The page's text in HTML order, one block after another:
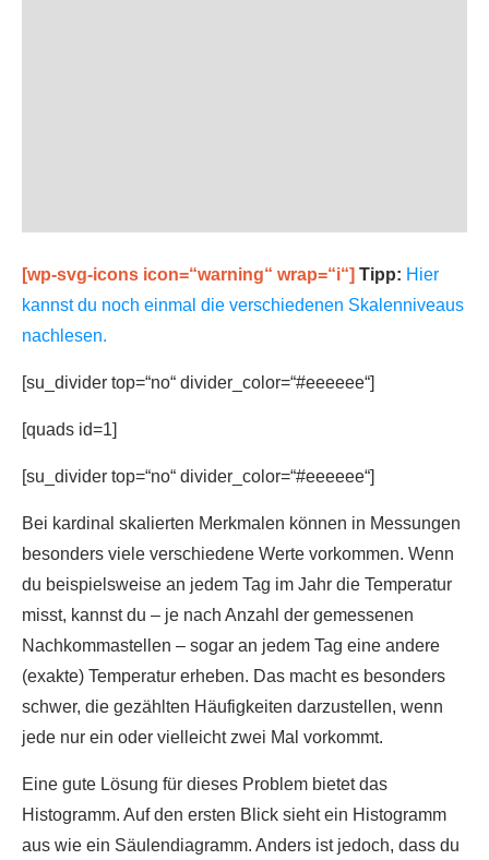
[wp-svg-icons icon=“warning“ wrap=“i“] Tipp: Hier
kannst du noch einmal die verschiedenen Skalenniveaus
nachlesen.
[su_divider top=“no“ divider_color=“#eeeeee“]
[quads id=1]
[su_divider top=“no“ divider_color=“#eeeeee“]
Bei kardinal skalierten Merkmalen können in Messungen
besonders viele verschiedene Werte vorkommen. Wenn
du beispielsweise an jedem Tag im Jahr die Temperatur
misst, kannst du – je nach Anzahl der gemessenen
Nachkommastellen – sogar an jedem Tag eine andere
(exakte) Temperatur erheben. Das macht es besonders
schwer, die gezählten Häufigkeiten darzustellen, wenn
jede nur ein oder vielleicht zwei Mal vorkommt.
Eine gute Lösung für dieses Problem bietet das
Histogramm. Auf den ersten Blick sieht ein Histogramm
aus wie ein Säulendiagramm. Anders ist jedoch, dass du